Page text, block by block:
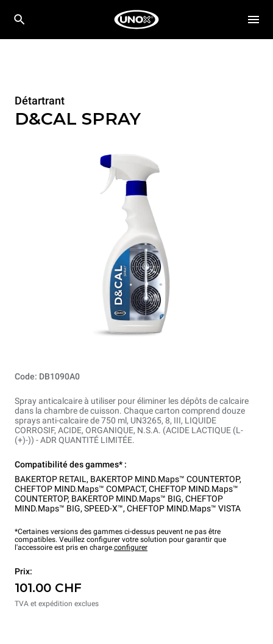
Détartrant
D&CAL SPRAY
Code: DB1090A0
Spray anticalcaire à utiliser pour éliminer les dépôts de calcaire
dans la chambre de cuisson. Chaque carton comprend douze
sprays anti-calcaire de 750 ml, UN3265, 8, III, LIQUIDE
CORROSIF, ACIDE, ORGANIQUE, N.S.A. (ACIDE LACTIQUE (L-
(+)-)) - ADR QUANTITÉ LIMITÉE.
Compatibilité des gammes* :
BAKERTOP RETAIL , BAKERTOP MIND.Maps™ COUNTERTOP,
CHEFTOP MIND.Maps™ COMPACT, CHEFTOP MIND.Maps™
COUNTERTOP, BAKERTOP MIND.Maps™ BIG, CHEFTOP
MIND.Maps™ BIG, SPEED-X™, CHEFTOP MIND.Maps™ VISTA
*Certaines versions des gammes ci-dessus peuvent ne pas être
compatibles. Veuillez configurer votre solution pour garantir que
l'accessoire est pris en charge.configurer
Prix:
101.00 CHF
TVA et expédition exclues